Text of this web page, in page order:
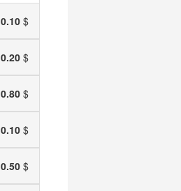
0.10 $
0.20 $
0.80 $
0.10 $
0.50 $